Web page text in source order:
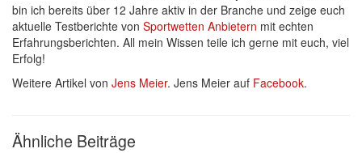
bin ich bereits über 12 Jahre aktiv in der Branche und zeige euch
aktuelle Testberichte von Sportwetten Anbietern mit echten
Erfahrungsberichten. All mein Wissen teile ich gerne mit euch, viel
Erfolg!
Weitere Artikel von Jens Meier. Jens Meier auf Facebook.
Ähnliche Beiträge